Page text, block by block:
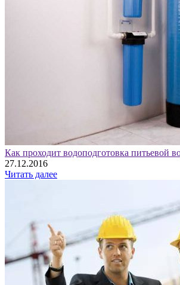
Как проходит водоподготовка питьевой
27.12.2016
Читать далее